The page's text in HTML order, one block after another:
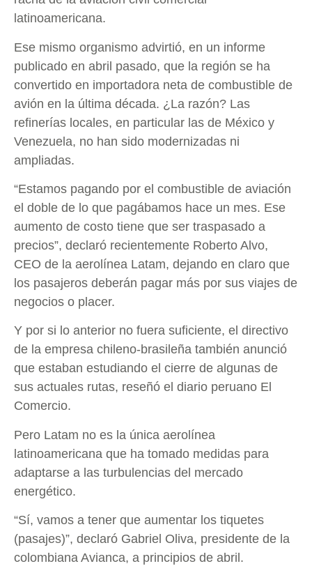
latinoamericana.
Ese mismo organismo advirtió, en un informe
publicado en abril pasado, que la región se ha
convertido en importadora neta de combustible de
avión en la última década. ¿La razón? Las
refinerías locales, en particular las de México y
Venezuela, no han sido modernizadas ni
ampliadas.
“Estamos pagando por el combustible de aviación
el doble de lo que pagábamos hace un mes. Ese
aumento de costo tiene que ser traspasado a
precios”, declaró recientemente Roberto Alvo,
CEO de la aerolínea Latam, dejando en claro que
los pasajeros deberán pagar más por sus viajes de
negocios o placer.
Y por si lo anterior no fuera suficiente, el directivo
de la empresa chileno-brasileña también anunció
que estaban estudiando el cierre de algunas de
sus actuales rutas, reseñó el diario peruano El
Comercio.
Pero Latam no es la única aerolínea
latinoamericana que ha tomado medidas para
adaptarse a las turbulencias del mercado
energético.
“Sí, vamos a tener que aumentar los tiquetes
(pasajes)”, declaró Gabriel Oliva, presidente de la
colombiana Avianca, a principios de abril.